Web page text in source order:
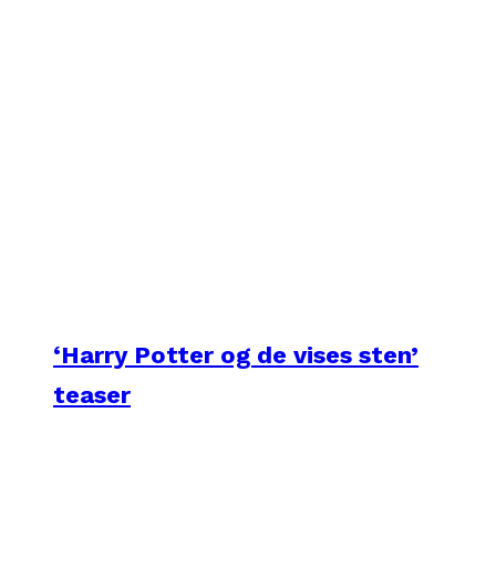
‘Harry Potter og de vises sten’
teaser